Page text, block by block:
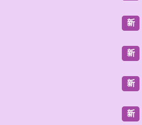
新
新
新
新